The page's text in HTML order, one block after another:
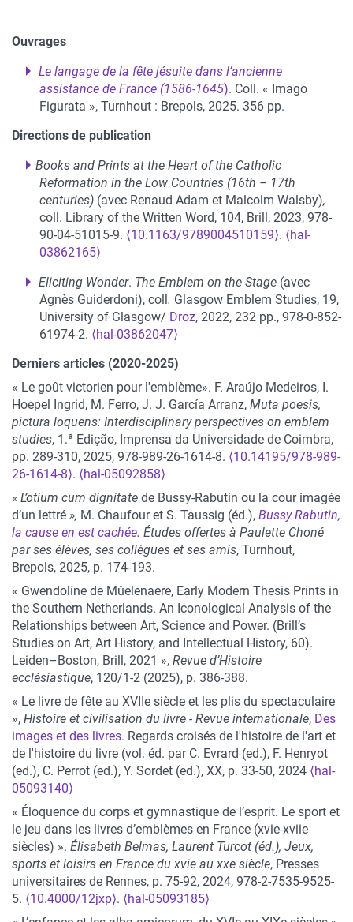
Ouvrages
Le langage de la fête jésuite dans l’ancienne
assistance de France (1586-1645). Coll. « Imago
Figurata », Turnhout : Brepols, 2025. 356 pp.
Directions de publication
Books and Prints at the Heart of the Catholic
Reformation in the Low Countries (16th – 17th
centuries) (avec Renaud Adam et Malcolm Walsby),
coll. Library of the Written Word, 104, Brill, 2023, 978-
90-04-51015-9. ⟨10.1163/9789004510159⟩. ⟨hal-
03862165⟩
Eliciting Wonder. The Emblem on the Stage (avec
Agnès Guiderdoni), coll. Glasgow Emblem Studies, 19,
University of Glasgow/ Droz, 2022, 232 pp., 978-0-852-
61974-2. ⟨hal-03862047⟩
Derniers articles (2020-2025)
« Le goût victorien pour l'emblème». F. Araújo Medeiros, I.
Hoepel Ingrid, M. Ferro, J. J. García Arranz, Muta poesis,
pictura loquens: Interdisciplinary perspectives on emblem
studies, 1.ª Edição, Imprensa da Universidade de Coimbra,
pp. 289-310, 2025, 978-989-26-1614-8. ⟨10.14195/978-989-
26-1614-8⟩. ⟨hal-05092858⟩
« L’otium cum dignitate de Bussy-Rabutin ou la cour imagée
d’un lettré », M. Chaufour et S. Taussig (éd.), Bussy Rabutin,
la cause en est cachée. Études offertes à Paulette Choné
par ses élèves, ses collègues et ses amis, Turnhout,
Brepols, 2025, p. 174-193.
« Gwendoline de Mûelenaere, Early Modern Thesis Prints in
the Southern Netherlands. An Iconological Analysis of the
Relationships between Art, Science and Power. (Brill’s
Studies on Art, Art History, and Intellectual History, 60).
Leiden–Boston, Brill, 2021 », Revue d’Histoire
ecclésiastique, 120/1-2 (2025), p. 386-388.
« Le livre de fête au XVIIe siècle et les plis du spectaculaire
», Histoire et civilisation du livre - Revue internationale, Des
images et des livres. Regards croisés de l'histoire de l'art et
de l'histoire du livre (vol. éd. par C. Evrard (ed.), F. Henryot
(ed.), C. Perrot (ed.), Y. Sordet (ed.), XX, p. 33-50, 2024 ⟨hal-
05093140⟩
« Éloquence du corps et gymnastique de l’esprit. Le sport et
le jeu dans les livres d’emblèmes en France (xvie-xviie
siècles) ». Élisabeth Belmas, Laurent Turcot (éd.), Jeux,
sports et loisirs en France du xvie au xxe siècle, Presses
universitaires de Rennes, p. 75-92, 2024, 978-2-7535-9525-
5. ⟨10.4000/12jxp⟩. ⟨hal-05093185⟩